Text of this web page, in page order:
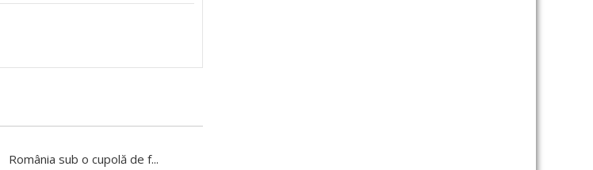
România sub o cupolă de f...